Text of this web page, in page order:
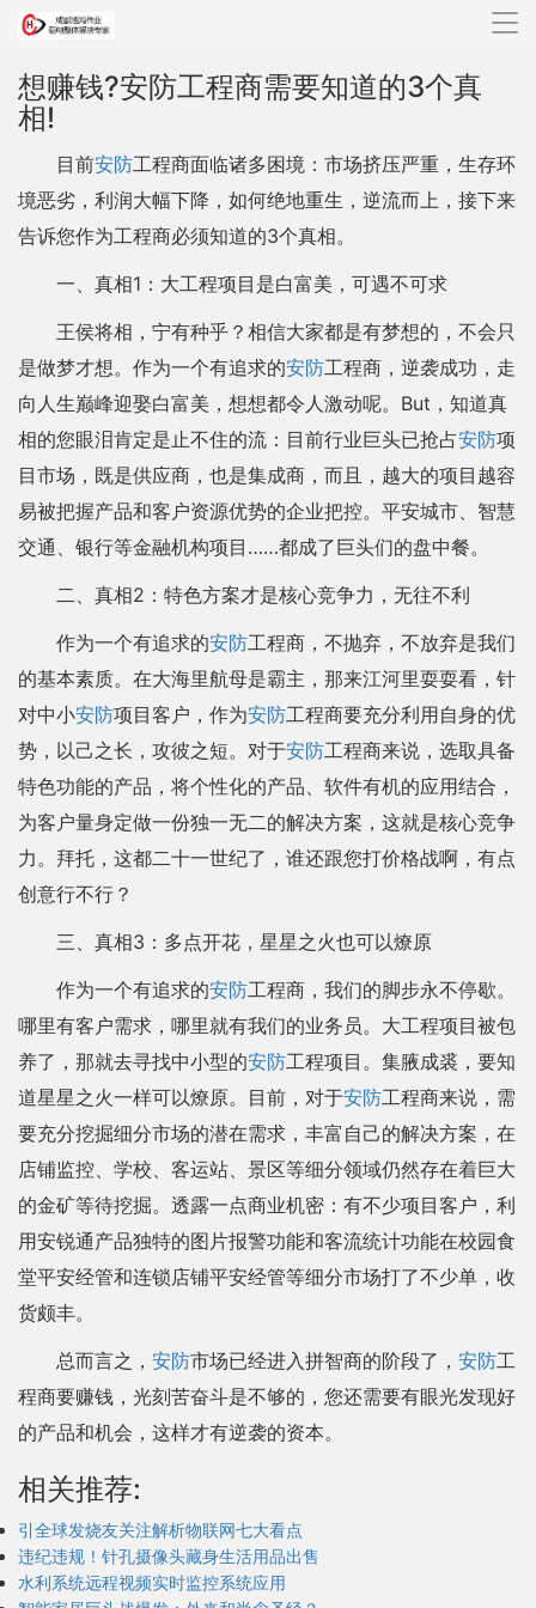
导
想赚钱?安防工程商需要知道的3个真
相!
目前安防工程商面临诸多困境：市场挤压严重，生存环
境恶劣，利润大幅下降，如何绝地重生，逆流而上，接下来
告诉您作为工程商必须知道的3个真相。
一、真相1：大工程项目是白富美，可遇不可求
王侯将相，宁有种乎？相信大家都是有梦想的，不会只
是做梦才想。作为一个有追求的安防工程商，逆袭成功，走
向人生巅峰迎娶白富美，想想都令人激动呢。But，知道真
相的您眼泪肯定是止不住的流：目前行业巨头已抢占安防项
目市场，既是供应商，也是集成商，而且，越大的项目越容
易被把握产品和客户资源优势的企业把控。平安城市、智慧
交通、银行等金融机构项目……都成了巨头们的盘中餐。
二、真相2：特色方案才是核心竞争力，无往不利
作为一个有追求的安防工程商，不抛弃，不放弃是我们
的基本素质。在大海里航母是霸主，那来江河里耍耍看，针
对中小安防项目客户，作为安防工程商要充分利用自身的优
势，以己之长，攻彼之短。对于安防工程商来说，选取具备
特色功能的产品，将个性化的产品、软件有机的应用结合，
为客户量身定做一份独一无二的解决方案，这就是核心竞争
力。拜托，这都二十一世纪了，谁还跟您打价格战啊，有点
创意行不行？
三、真相3：多点开花，星星之火也可以燎原
作为一个有追求的安防工程商，我们的脚步永不停歇。
哪里有客户需求，哪里就有我们的业务员。大工程项目被包
养了，那就去寻找中小型的安防工程项目。集腋成裘，要知
道星星之火一样可以燎原。目前，对于安防工程商来说，需
要充分挖掘细分市场的潜在需求，丰富自己的解决方案，在
店铺监控、学校、客运站、景区等细分领域仍然存在着巨大
的金矿等待挖掘。透露一点商业机密：有不少项目客户，利
用安锐通产品独特的图片报警功能和客流统计功能在校园食
堂平安经管和连锁店铺平安经管等细分市场打了不少单，收
货颇丰。
总而言之， 安防市场已经进入拼智商的阶段了， 安防工
程商要赚钱，光刻苦奋斗是不够的，您还需要有眼光发现好
的产品和机会，这样才有逆袭的资本。
相关推荐:
引全球发烧友关注解析物联网七大看点
违纪违规！针孔摄像头藏身生活用品出售
水利系统远程视频实时监控系统应用